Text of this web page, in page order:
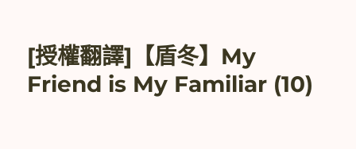
冬】
[授權翻譯]【盾冬】My
Friend is My Familiar (10)